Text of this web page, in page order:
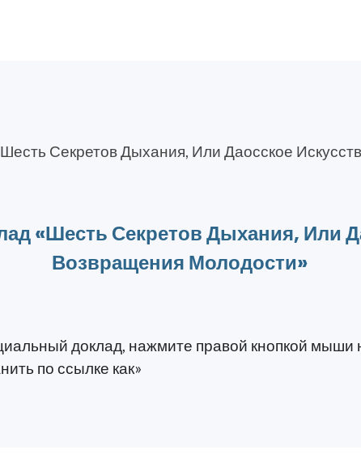
Секретов Дыхания, Или Даосское
«Шесть Секретов Дыхания, Или
Возвращения Молодости»
доклад, нажмите правой кнопкой
по ссылке как»